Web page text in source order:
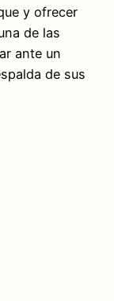
y ofrecer
de las
ante un
de sus